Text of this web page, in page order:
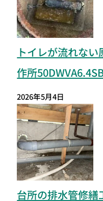
トイレが流れな
作所
2026年5月4日
台所の排水管修繕